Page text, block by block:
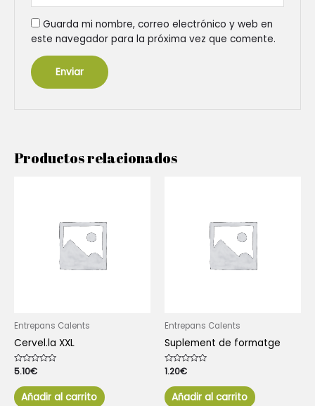
Guarda mi nombre, correo electrónico y web en
este navegador para la próxima vez que comente.
Productos relacionados
Entrepans Calents
Cervel.la XXL
Valorado
de
5
5.10€
Añadir al carrito
Entrepans Calents
Suplement de formatge
Valorado
de
5
1.20€
Añadir al carrito